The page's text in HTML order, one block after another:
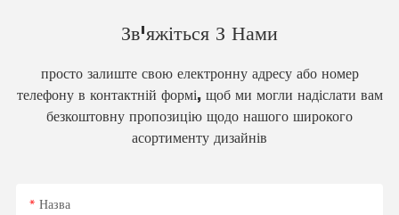
Зв'яжіться З Нами
просто залиште свою електронну адресу або номер
телефону в контактній формі, щоб ми могли надіслати вам
безкоштовну пропозицію щодо нашого широкого
асортименту дизайнів
Назва